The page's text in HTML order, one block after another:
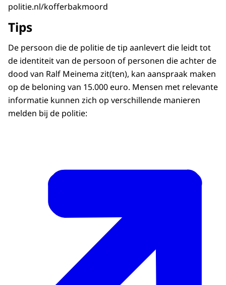
politie.nl/kofferbakmoord
Tips
De persoon die de politie de tip aanlevert die leidt tot
de identiteit van de persoon of personen die achter de
dood van Ralf Meinema zit(ten), kan aanspraak maken
op de beloning van 15.000 euro. Mensen met relevante
informatie kunnen zich op verschillende manieren
melden bij de politie: